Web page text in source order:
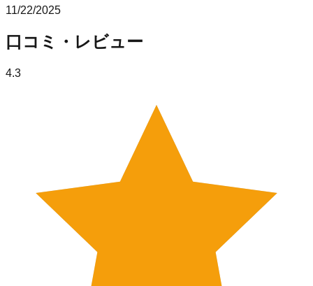
11/22/2025
口コミ・レビュー
4.3